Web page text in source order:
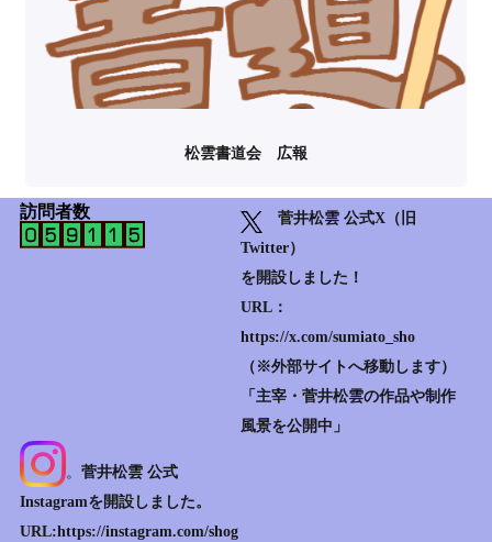
松雲書道会 広報
訪問者数
菅井松雲 公式X（旧
Twitter）
を開設しました！
URL：
https://x.com/sumiato_sho
（※外部サイトへ移動します）
「主宰・菅井松雲の作品や制作
風景を公開中」
。 菅井松雲 公式
Instagramを開設しました。
URL:https://instagram.com/shog